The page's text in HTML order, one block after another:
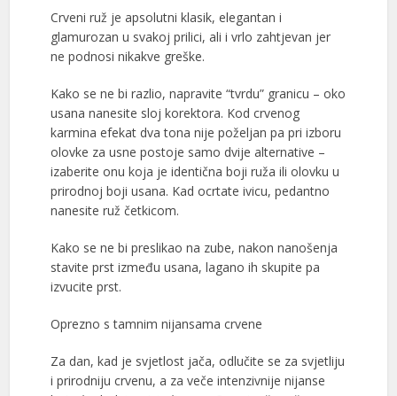
Crveni ruž je apsolutni klasik, elegantan i
glamurozan u svakoj prilici, ali i vrlo zahtjevan jer
ne podnosi nikakve greške.
Kako se ne bi razlio, napravite “tvrdu” granicu – oko
usana nanesite sloj korektora. Kod crvenog
karmina efekat dva tona nije poželjan pa pri izboru
olovke za usne postoje samo dvije alternative –
izaberite onu koja je identična boji ruža ili olovku u
prirodnoj boji usana. Kad ocrtate ivicu, pedantno
nanesite ruž četkicom.
Kako se ne bi preslikao na zube, nakon nanošenja
stavite prst između usana, lagano ih skupite pa
izvucite prst.
Oprezno s tamnim nijansama crvene
Za dan, kad je svjetlost jača, odlučite se za svjetliju
i prirodniju crvenu, a za veče intenzivnije nijanse